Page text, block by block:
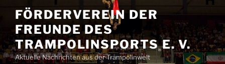
Inhalt
springen
FÖRDERVEREIN DER
FREUNDE DES
TRAMPOLINSPORTS E. V.
Aktuelle Nachrichten aus der Trampolinwelt